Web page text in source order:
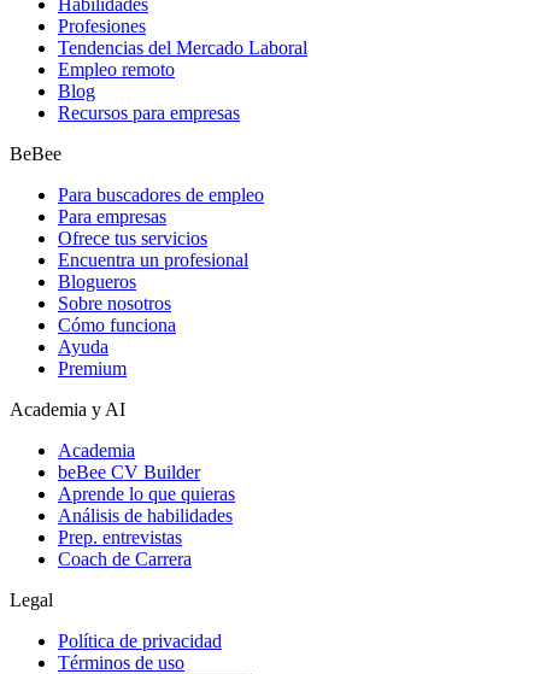
Profesiones
Tendencias del Mercado Laboral
Empleo remoto
Blog
Recursos para empresas
BeBee
Para buscadores de empleo
Para empresas
Ofrece tus servicios
Encuentra un profesional
Blogueros
Sobre nosotros
Cómo funciona
Ayuda
Premium
Academia y AI
Academia
beBee CV Builder
Aprende lo que quieras
Análisis de habilidades
Prep. entrevistas
Coach de Carrera
Legal
Política de privacidad
Términos de uso